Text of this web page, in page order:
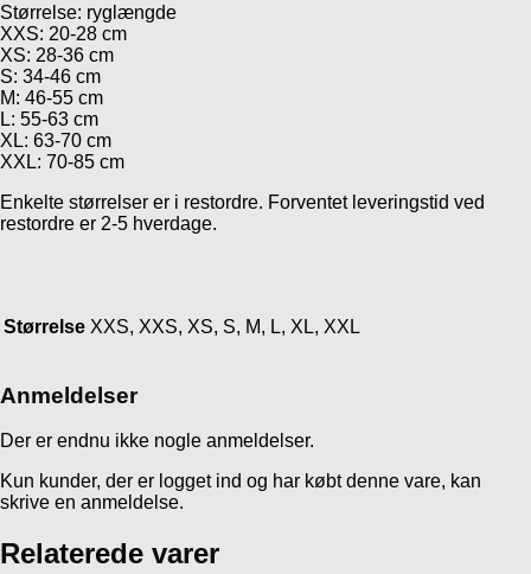
Størrelse: ryglængde
XXS: 20-28 cm
XS: 28-36 cm
S: 34-46 cm
M: 46-55 cm
L: 55-63 cm
XL: 63-70 cm
XXL: 70-85 cm
Enkelte størrelser er i restordre. Forventet leveringstid ved
restordre er 2-5 hverdage.
Størrelse XXS, XXS, XS, S, M, L, XL, XXL
Anmeldelser
Der er endnu ikke nogle anmeldelser.
Kun kunder, der er logget ind og har købt denne vare, kan
skrive en anmeldelse.
Relaterede varer